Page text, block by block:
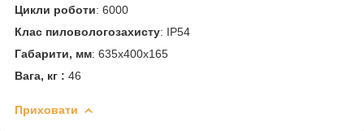
Цикли роботи: 6000
Клас пиловологозахисту: IP54
Габарити, мм: 635x400x165
Вага, кг : 46
Приховати